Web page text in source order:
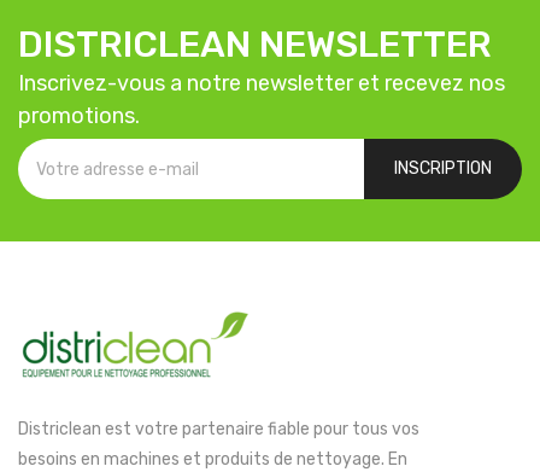
DISTRICLEAN NEWSLETTER
Inscrivez-vous a notre newsletter et recevez nos
promotions.
INSCRIPTION
Districlean est votre partenaire fiable pour tous vos
besoins en machines et produits de nettoyage. En